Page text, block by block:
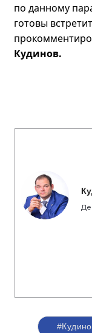
по данному
готовы
Кудинов.